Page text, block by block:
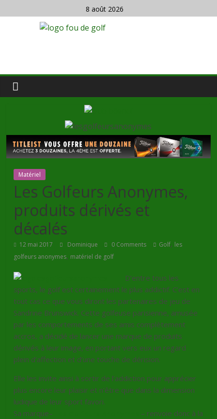
8 août 2026
Matériel
Les Golfeurs Anonymes,
produits dérivés et
décalés
12 mai 2017 Dominique 0 Comments Golf, les
golfeurs anonymes, matériel de golf
D’entre tous les
sports, le golf est certainement le plus addictif. C’est en
tout cas ce que vous diront les partenaires de jeu de
Sandrine Brunswick. Cette golfeuse parisienne, amusée
par les comportements de ses amis complètement
accros, a décidé de lancer une marque de produits
dérivés à leur image, en portant vers eux un regard
plein d’affection et d’une touche de dérision.
Elle les invite ainsi à sortir de l’addiction pour apprécier
plus encore leur plaisir et n’être que dans la dimension
ludique de leur sport favori.
Sa marque–
– renvoie donc à la